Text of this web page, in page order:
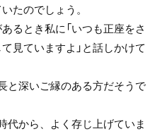
たのでしょう。
るとき私に「いつも正座をさ
見ていますよ」と話しかけて
と深いご縁のある方だそうで
代から、よく存じ上げていま